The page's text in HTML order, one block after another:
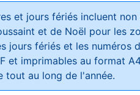
et jours fériésincluent non
et de Noël pour les
jours fériés et les numéros
et imprimables au format
tout au long de l'année.